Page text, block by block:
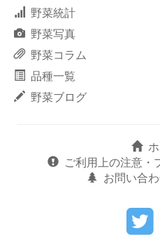
野菜統計
野菜写真
野菜コラム
品種一覧
野菜ブログ
ご利用上の注意・
お問い合